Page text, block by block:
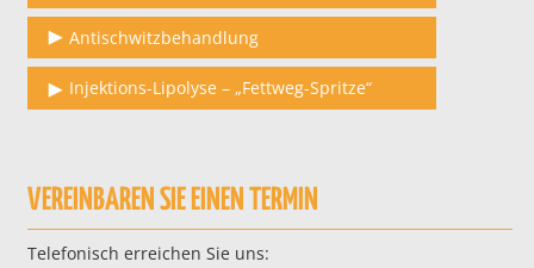
Antischwitzbehandlung
Injektions-Lipolyse – „Fettweg-Spritze“
VEREINBAREN SIE EINEN TERMIN
Telefonisch erreichen Sie uns: